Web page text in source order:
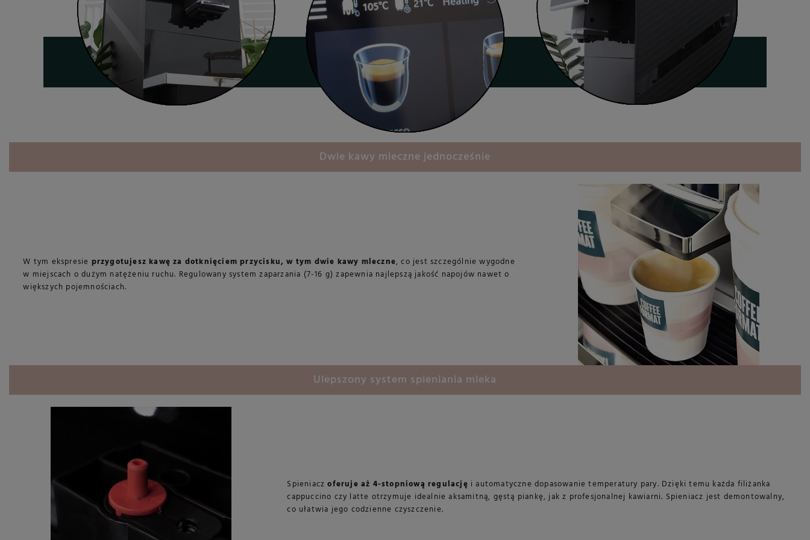
Dwie kawy mleczne jednocześnie
W tym ekspresie przygotujesz kawę za dotknięciem przycisku, w tym dwie kawy mleczne, co jest szczególnie wygodne
w miejscach o dużym natężeniu ruchu. Regulowany system zaparzania (7-16 g) zapewnia najlepszą jakość napojów nawet o
większych pojemnościach.
Ulepszony system spieniania mleka
Spieniaczoferuje aż 4-stopniową regulację i automatyczne dopasowanie temperatury pary. Dzięki temu każda filiżanka
cappuccino czy latte otrzymuje idealnie aksamitną, gęstą piankę, jak z profesjonalnej kawiarni. Spieniacz jest demontowalny,
co ułatwia jego codzienne czyszczenie.